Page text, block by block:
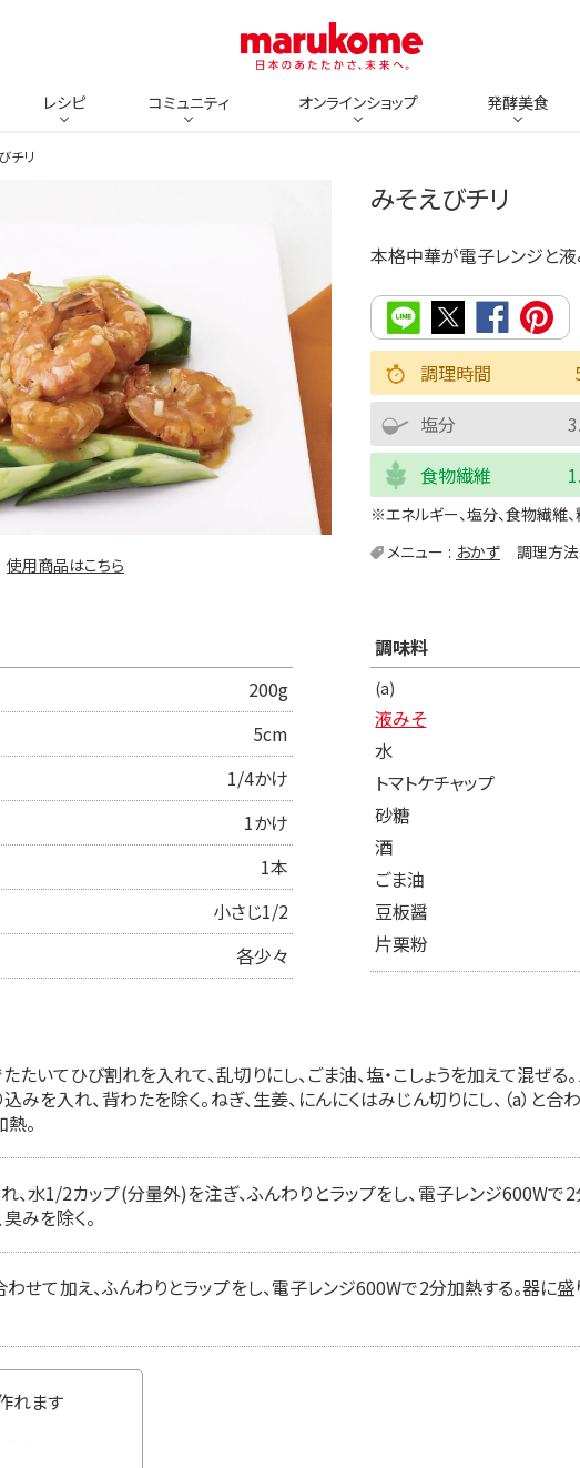
レシピ コミュニティ オンラインショップ 発酵美食
チリ
使用商品はこちら
みそえびチリ
本格中華が電子レンジと液
調理時間
塩分
食物繊維
※エネルギー、塩分、食物繊維
メニュー
おかず 調理方法
200g
5cm
1/4かけ
1かけ
1本
小さじ1/2
各少々
調味料
(a)
液みそ
水
トマトケチャップ
砂糖
酒
ごま油
豆板醤
片栗粉
たいてひび割れを入れて、乱切りにし、ごま油、塩・こしょうを加えて混ぜる
を入れ、背わたを除く。ねぎ、生姜、にんにくはみじん切りにし、（a）と合
。
、水1/2カップ(分量外)を注ぎ、ふんわりとラップをし、電子レンジ600Wで
みを除く。
わせて加え、ふんわりとラップをし、電子レンジ600Wで2分加熱する。器に
れます